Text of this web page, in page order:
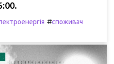
#споживач